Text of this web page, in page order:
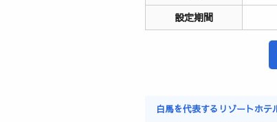
設定期間
白馬を代表するリゾートホ